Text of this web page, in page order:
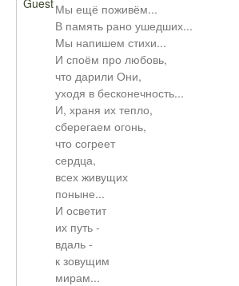
Мы ещё поживём...
В память рано ушедших...
Мы напишем стихи...
И споём про любовь,
что дарили Они,
уходя в бесконечность...
И, храня их тепло,
сберегаем огонь,
что согреет
сердца,
всех живущих
поныне...
И осветит
их путь -
вдаль -
к зовущим
мирам...